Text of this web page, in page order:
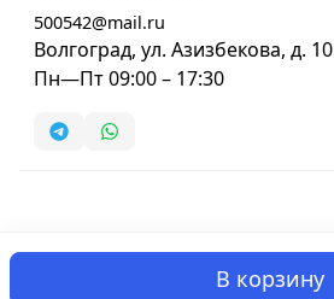
В корзину
500542@mail.ru
Волгоград, ул. Азизбекова, д. 10
Пн—Пт 09:00 – 17:30